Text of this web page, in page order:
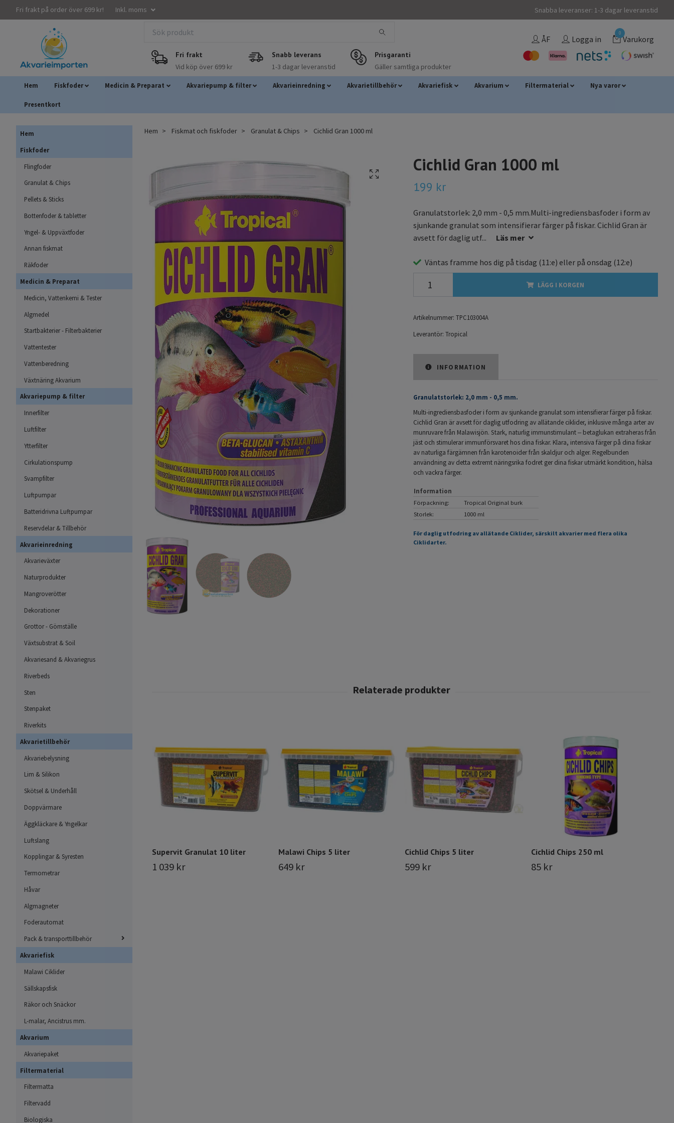
Fri frakt på order över 699 kr! Inkl. moms Snabba leveranser: 1-3 dagar leveranstid
Fri frakt
Vid köp över 699 kr
Snabb leverans
1-3 dagar leveranstid
Prisgaranti
Gäller samtliga produkter
ÅF Logga in
0
Varukorg
Hem Fiskfoder Medicin & Preparat Akvariepump & filter Akvarieinredning Akvarietillbehör Akvariefisk Akvarium Filtermaterial Nya varor
Presentkort
Hem
Fiskfoder
Flingfoder
Granulat & Chips
Pellets & Sticks
Bottenfoder & tabletter
Yngel- & Uppväxtfoder
Annan fiskmat
Räkfoder
Medicin & Preparat
Medicin, Vattenkemi & Tester
Algmedel
Startbakterier - Filterbakterier
Vattentester
Vattenberedning
Växtnäring Akvarium
Akvariepump & filter
Innerfilter
Luftfilter
Ytterfilter
Cirkulationspump
Svampfilter
Luftpumpar
Batteridrivna Luftpumpar
Reservdelar & Tillbehör
Akvarieinredning
Akvarieväxter
Naturprodukter
Mangroverötter
Dekorationer
Grottor - Gömställe
Växtsubstrat & Soil
Akvariesand & Akvariegrus
Riverbeds
Sten
Stenpaket
Riverkits
Akvarietillbehör
Akvariebelysning
Lim & Silikon
Skötsel & Underhåll
Doppvärmare
Äggkläckare & Yngelkar
Luftslang
Kopplingar & Syresten
Termometrar
Håvar
Algmagneter
Foderautomat
Pack & transporttillbehör
Akvariefisk
Malawi Ciklider
Sällskapsfisk
Räkor och Snäckor
L-malar, Ancistrus mm.
Akvarium
Akvariepaket
Filtermaterial
Filtermatta
Filtervadd
Biologiska
Hem Fiskmat och fiskfoder Granulat & Chips Cichlid Gran 1000 ml
Cichlid Gran 1000 ml
199 kr
Granulatstorlek: 2,0 mm - 0,5 mm.Multi-ingrediensbasfoder i form av
sjunkande granulat som intensifierar färger på fiskar. Cichlid Gran är
avsett för daglig utf...
Läs mer
Väntas framme hos dig på tisdag (11:e) eller på onsdag (12:e)
LÄGG I KORGEN
Artikelnummer: TPC103004A
Leverantör: Tropical
INFORMATION
Granulatstorlek: 2,0 mm - 0,5 mm.
Multi-ingrediensbasfoder i form av sjunkande granulat som intensifierar färger på fiskar.
Cichlid Gran är avsett för daglig utfodring av allätande ciklider, inklusive många arter av
munruvare från Malawisjön. Stark, naturlig immunstimulant ‒ betaglukan extraheras från
jäst och stimulerar immunförsvaret hos dina fiskar. Klara, intensiva färger på dina fiskar
av naturliga färgämnen från karotenoider från skaldjur och alger. Regelbunden
användning av detta extremt näringsrika fodret ger dina fiskar utmärkt kondition, hälsa
och vackra färger.
Information
Förpackning:
Tropical Original burk
Storlek:
1000 ml
För daglig utfodring av allätande Ciklider, särskilt akvarier med flera olika
Ciklidarter.
Supervit Granulat 10 liter
1 039 kr
Malawi Chips 5 liter
649 kr
Cichlid Chips 5 liter
599 kr
Cichlid Chips 250 ml
85 kr